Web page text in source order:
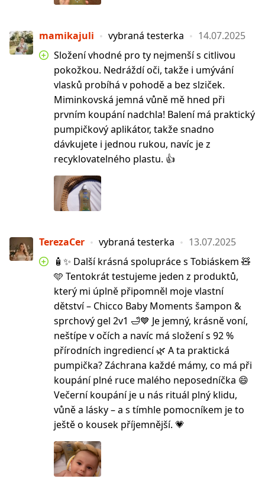
mamikajuli vybraná testerka
14.07.2025
Složení vhodné pro ty nejmenší s citlivou
pokožkou. Nedráždí oči, takže i umývání
vlasků probíhá v pohodě a bez slziček.
Miminkovská jemná vůně mě hned při
prvním koupání nadchla! Balení má praktický
pumpičkový aplikátor, takže snadno
dávkujete i jednou rukou, navíc je z
recyklovatelného plastu. 👍
TerezaCer vybraná testerka
13.07.2025
🧴✨ Další krásná spolupráce s Tobiáskem 🧸
🩵 Tentokrát testujeme jeden z produktů,
který mi úplně připomněl moje vlastní
dětství – Chicco Baby Moments šampon &
sprchový gel 2v1 🛁💙 Je jemný, krásně voní,
neštípe v očích a navíc má složení s 92 %
přírodních ingrediencí 🌿 A ta praktická
pumpička? Záchrana každé mámy, co má při
koupání plné ruce malého neposedníčka 😄
Večerní koupání je u nás rituál plný klidu,
vůně a lásky – a s tímhle pomocníkem je to
ještě o kousek příjemnější. 💗